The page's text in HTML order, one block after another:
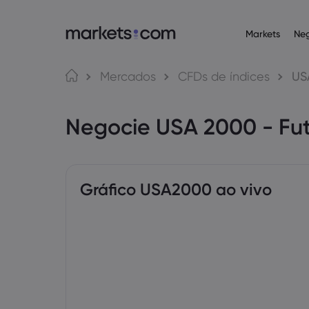
Markets
Plataformas de
App
MT4
Acerca da
Ofertas globais
Nosso grupo
Língua
English (Global) English (EU)
Deutsch
German
Español
Bahasa Indonesia 한국어
Mercados CFDs de índices
Negocie USA 2000 -
Gráfico USA2000 ao vivo